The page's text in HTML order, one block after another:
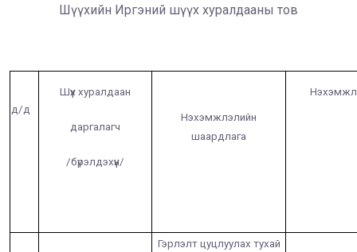
Шүүхийн Иргэний шүүх хуралдааны тов
д/д
Шүүх хуралдаан
даргалагч
/бүрэлдэхүүн/
Нэхэмжлэлийн
шаардлага
Гэрлэлт цуцлуулах тухай